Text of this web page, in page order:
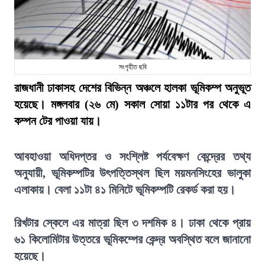
সংগৃহীত ছবি
রাজধানী ঢাকাসহ দেশের বিভিন্ন অঞ্চলে হালকা ভূমিকম্প অনুভূত
হয়েছে। মঙ্গলবার (২৬ মে) সকাল সোয়া ১১টার পর থেকে এ
কম্পন টের পাওয়া যায়।
আবহাওয়া অধিদপ্তর ও সংশ্লিষ্ট পর্যবেক্ষণ কেন্দ্রের তথ্য
অনুযায়ী, ভূমিকম্পটির উৎপত্তিস্থল ছিল ময়মনসিংহের ভালুকা
এলাকায়। বেলা ১১টা ৪১ মিনিটে ভূমিকম্পটি রেকর্ড করা হয়।
রিখটার স্কেলে এর মাত্রা ছিল ৩ দশমিক ৪। ঢাকা থেকে প্রায়
৬১ কিলোমিটার উত্তরে ভূমিকম্পের কেন্দ্র অবস্থিত বলে জানানো
হয়েছে।